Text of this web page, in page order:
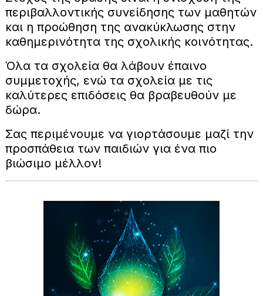
περιβαλλοντικής συνείδησης των μαθητών
και η προώθηση της ανακύκλωσης στην
καθημερινότητα της σχολικής κοινότητας.
Όλα τα σχολεία θα λάβουν έπαινο
συμμετοχής, ενώ τα σχολεία με τις
καλύτερες επιδόσεις θα βραβευθούν με
δώρα.
Σας περιμένουμε να γιορτάσουμε μαζί την
προσπάθεια των παιδιών για ένα πιο
βιώσιμο μέλλον!